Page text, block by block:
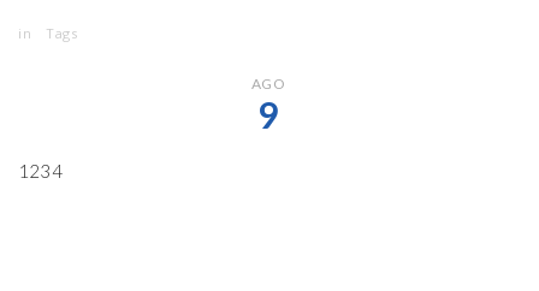
in Tags
AGO
9
1234